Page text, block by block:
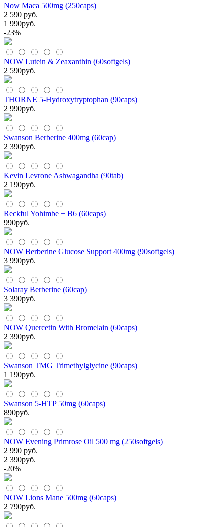
Now Maca 500mg (250caps)
2 590 руб.
1 990руб.
-23%
NOW Lutein & Zeaxanthin (60softgels)
2 590руб.
THORNE 5-Hydroxytryptophan (90caps)
2 990руб.
Swanson Berberine 400mg (60cap)
2 390руб.
Kevin Levrone Ashwagandha (90tab)
2 190руб.
Reckful Yohimbe + B6 (60caps)
990руб.
NOW Berberine Glucose Support 400mg (90softgels)
3 990руб.
Solaray Berberine (60cap)
3 390руб.
NOW Quercetin With Bromelain (60caps)
2 390руб.
Swanson TMG Trimethylglycine (90caps)
1 190руб.
Swanson 5-HTP 50mg (60caps)
890руб.
NOW Evening Primrose Oil 500 mg (250softgels)
2 990 руб.
2 390руб.
-20%
NOW Lions Mane 500mg (60caps)
2 790руб.